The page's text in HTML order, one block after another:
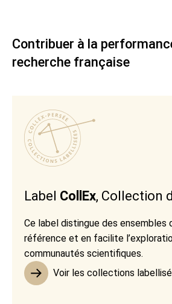
Contribuer à la
recherche française
Label CollEx, Collection
Ce label distingue des ensembles
référence et en facilite
communautés scientifiques.
Voir les collections